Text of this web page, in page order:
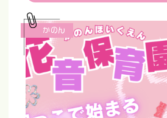
かのん